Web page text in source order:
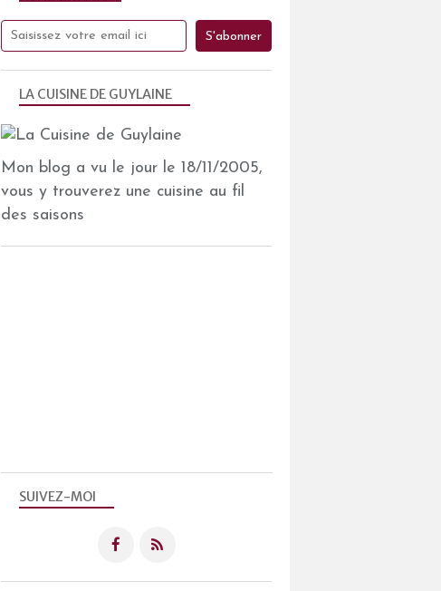
SUIVEZ-MOI
LA CUISINE DE GUYLAINE
Mon blog a vu le jour le 18/11/2005,
vous y trouverez une cuisine au fil
des saisons